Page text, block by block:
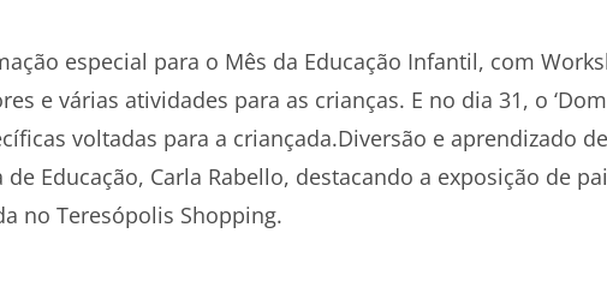
especial para o Mês da Educação Infantil, com
e várias atividades para as crianças. E no dia 31, o
voltadas para a criançada.Diversão e aprendizado
Educação, Carla Rabello, destacando a exposição de
no Teresópolis Shopping.